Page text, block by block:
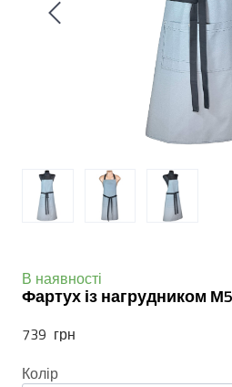
В наявності
Фартух із нагрудником
739  грн
Колір